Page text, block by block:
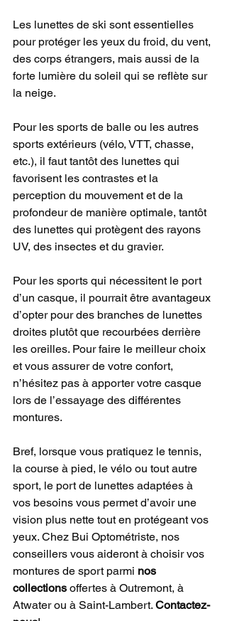
Les lunettes de ski sont essentielles
pour protéger les yeux du froid, du vent,
des corps étrangers, mais aussi de la
forte lumière du soleil qui se reflète sur
la neige.
Pour les sports de balle ou les autres
sports extérieurs (vélo, VTT, chasse,
etc.), il faut tantôt des lunettes qui
favorisent les contrastes et la
perception du mouvement et de la
profondeur de manière optimale, tantôt
des lunettes qui protègent des rayons
UV, des insectes et du gravier.
Pour les sports qui nécessitent le port
d’un casque, il pourrait être avantageux
d’opter pour des branches de lunettes
droites plutôt que recourbées derrière
les oreilles. Pour faire le meilleur choix
et vous assurer de votre confort,
n’hésitez pas à apporter votre casque
lors de l’essayage des différentes
montures.
Bref, lorsque vous pratiquez le tennis,
la course à pied, le vélo ou tout autre
sport, le port de lunettes adaptées à
vos besoins vous permet d’avoir une
vision plus nette tout en protégeant vos
yeux. Chez Bui Optométriste, nos
conseillers vous aideront à choisir vos
montures de sport parmi nos
collections offertes à Outremont, à
Atwater ou à Saint-Lambert. Contactez-